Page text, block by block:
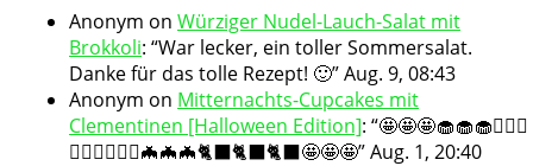
Anonym on Würziger Nudel-Lauch-Salat mit
Brokkoli: “War lecker, ein toller Sommersalat.
Danke für das tolle Rezept! 🙂”Aug. 9, 08:43
Anonym on Mitternachts-Cupcakes mit
Clementinen [Halloween Edition]: “🤩🤩🤩🧁🧁🧁🧛🏻‍♀️
🧛🏻‍♀️🧛🏻‍♀️🦇🦇🦇🐈‍⬛🐈‍⬛🐈‍⬛🤩🤩🤩”Aug. 1, 20:40